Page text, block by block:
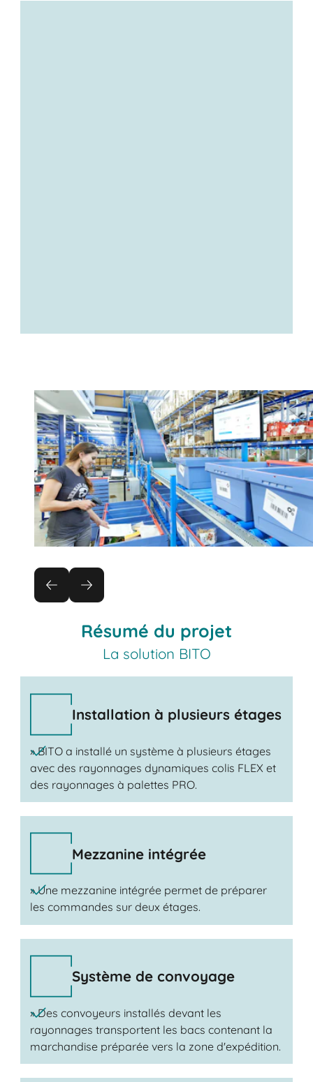
Résumé du projet
La solution BITO
Installation à plusieurs étages
» BITO a installé un système à plusieurs étages
avec des rayonnages dynamiques colis FLEX et
des rayonnages à palettes PRO.
Mezzanine intégrée
» Une mezzanine intégrée permet de préparer
les commandes sur deux étages.
Système de convoyage
» Des convoyeurs installés devant les
rayonnages transportent les bacs contenant la
marchandise préparée vers la zone d'expédition.